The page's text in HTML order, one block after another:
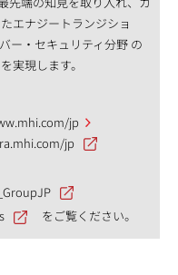
エナジートランジショ
ー・セキュリティ分野 の
実現します。
jp
jp
をご覧ください。